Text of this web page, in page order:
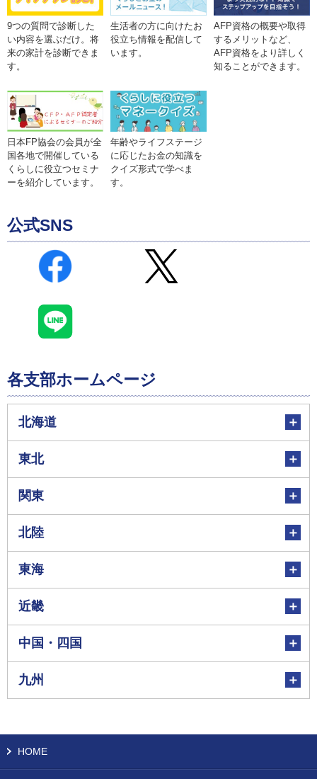
9つの質問で診断した
い内容を選ぶだけ。将
来の家計を診断できま
す。
生活者の方に向けたお
役立ち情報を配信して
います。
AFP資格の概要や取得
するメリットなど、
AFP資格をより詳しく
知ることができます。
日本FP協会の会員が全
国各地で開催している
くらしに役立つセミナ
ーを紹介しています。
年齢やライフステージ
に応じたお金の知識を
クイズ形式で学べま
す。
公式SNS
各支部ホームページ
北海道
東北
関東
北陸
東海
近畿
中国・四国
九州
HOME